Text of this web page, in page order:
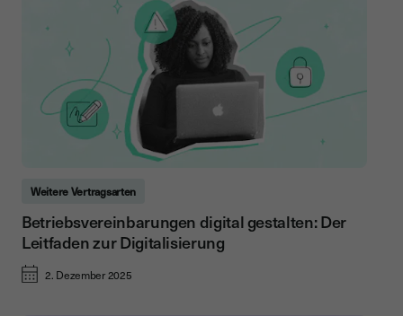
Weitere Vertragsarten
Betriebsvereinbarungen digital gestalten: Der
Leitfaden zur Digitalisierung
2. Dezember 2025